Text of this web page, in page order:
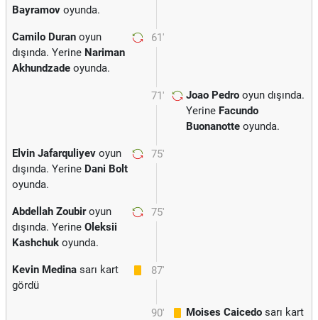
Bayramov oyunda.
61'
Camilo Duran oyun
dışında. Yerine Nariman
Akhundzade oyunda.
71' Joao Pedro oyun dışında.
Yerine Facundo
Buonanotte oyunda.
75'
Elvin Jafarquliyev oyun
dışında. Yerine Dani Bolt
oyunda.
75'
Abdellah Zoubiroyun
dışında. Yerine Oleksii
Kashchuk oyunda.
87'
Kevin Medina sarı kart
gördü
90' Moises Caicedo sarı kart